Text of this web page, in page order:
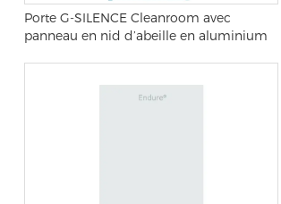
Porte G-SILENCE Cleanroom avec
panneau en nid d’abeille en aluminium